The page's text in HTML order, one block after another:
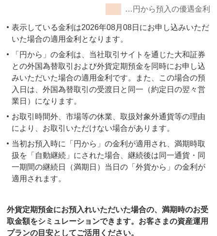
…円から預入の優遇金利
表示している金利は2026年08月08日にお申し込みいただ
いた場合の適用金利となります。
「円から」の金利は、当社取引サイトを通じた大和証券
との外国為替取引および外貨定期預金を同時にお申し込
みいただいた場合の適用金利です。また、この場合の預
入日は、外国為替取引の受渡日と同一（約定日の翌々営
業日）になります。
お取引時間外、市場等の休業、取扱対象外通貨等の理由
により、お取引いただけない場合があります。
当初お預入時に「円から」の金利が適用され、満期時取
扱を「自動継続」にされた場合、継続後は同一通貨・同
一期間の継続日（満期日）当日の「外貨から」の金利が
適用されます。
外貨定期預金にお預入れいただいた場合の、満期時のお受
取金額をシミュレーションできます。お客さまの資産運用
プランの目安としてご活用ください。